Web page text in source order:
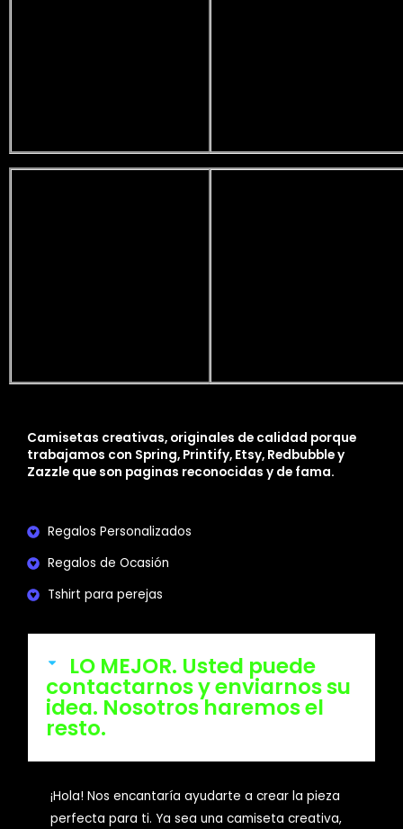
Camisetas creativas, originales de calidad porque
trabajamos con Spring, Printify, Etsy, Redbubble y
Zazzle que son paginas reconocidas y de fama.
Regalos Personalizados
Regalos de Ocasión
Tshirt para perejas
LO MEJOR. Usted puede
contactarnos y enviarnos su
idea. Nosotros haremos el
resto.
¡Hola! Nos encantaría ayudarte a crear la pieza
perfecta para ti. Ya sea una camiseta creativa,